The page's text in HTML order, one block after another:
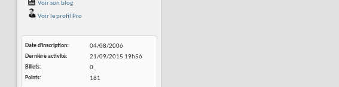
Voir son blog
Voir le profil Pro
Date d'inscription
04/08/2006
Dernière activité
21/09/2015 19h56
Billets
0
Points
181